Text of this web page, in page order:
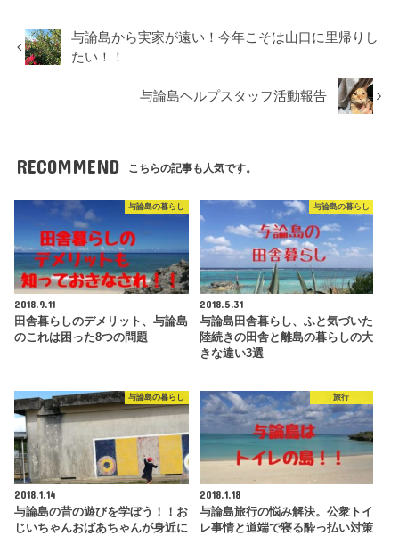
与論島から実家が遠い！今年こそは山口に里帰りし
たい！！
与論島ヘルプスタッフ活動報告
RECOMMEND こちらの記事も人気です。
与論島の暮らし
2018.9.11
田舎暮らしのデメリット、与論島
のこれは困った8つの問題
与論島の暮らし
2018.5.31
与論島田舎暮らし、ふと気づいた
陸続きの田舎と離島の暮らしの大
きな違い3選
与論島の暮らし
2018.1.14
与論島の昔の遊びを学ぼう！！お
じいちゃんおばあちゃんが身近に
旅行
2018.1.18
与論島旅行の悩み解決。公衆トイ
レ事情と道端で寝る酔っ払い対策